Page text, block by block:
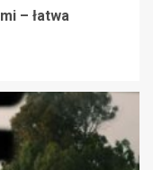
– łatwa